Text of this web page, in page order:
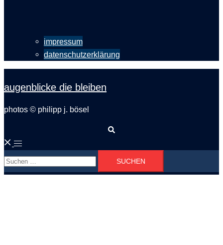
impressum
datenschutzerklärung
augenblicke die bleiben
photos © philipp j. bösel
Menü
umschalten
Suchen
nach: